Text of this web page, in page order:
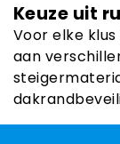
Keuze uit
Voor elke
aan